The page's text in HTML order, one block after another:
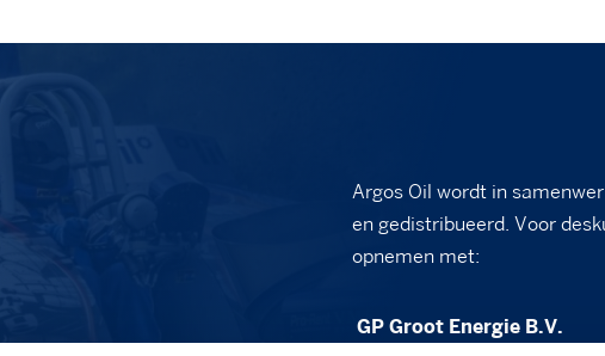
Argos Oil wordt in
en gedistribueerd. Voor
opnemen met:
GP Groot Energie B.V.